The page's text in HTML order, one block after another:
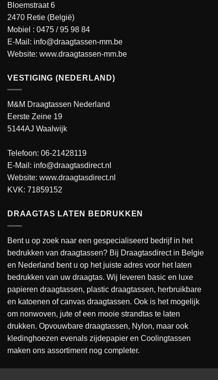
Bloemstraat 6
2470 Retie (België)
Mobiel : 0475 / 95 98 84
E-Mail: info@draagtassen-mm.be
Website: www.draagtassen-mm.be
VESTIGING (NEDERLAND)
M&M Draagtassen Nederland
Eerste Zeine 19
5144AJ Waalwijk
Telefoon: 06-21428119
E-Mail: info@draagtasdirect.nl
Website: www.draagtasdirect.nl
KVK: 71859152
DRAAGTAS LATEN BEDRUKKEN
Bent u op zoek naar een gespecialiseerd bedrijf in het
bedrukken van draagtassen? Bij Draagtasdirect in Belgie
en Nederland bent u op het juiste adres voor het laten
bedrukken van uw draagtas. Wij leveren basic en luxe
papieren draagtassen, plastic draagtassen, herbruikbare
en katoenen of canvas draagtassen. Ook is het mogelijk
om nonwoven, jute of een mooie strandtas te laten
drukken. Opvouwbare draagtassen, Nylon, maar ook
kledinghoezen evenals zijdepapier en Coolingtassen
maken ons assortiment nog completer.